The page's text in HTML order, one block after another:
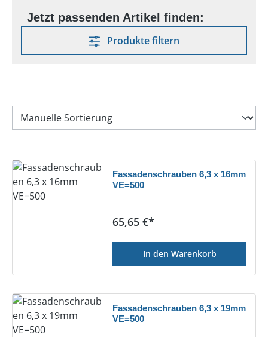
Produkte filtern
Fassadenschrauben 6,3 x 16mm
VE=500
Regulärer Preis:
65,65 €*
In den Warenkorb
Fassadenschrauben 6,3 x 19mm
VE=500